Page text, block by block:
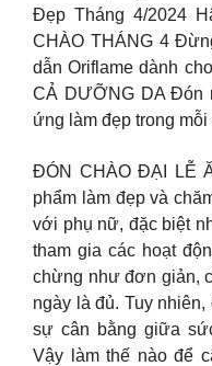
Đẹp Tháng 4/2024
CHÀO THÁNG 4
dẫn Oriflame dành
CẢ DƯỠNG DA Đón
ứng làm đẹp trong
ĐÓN CHÀO ĐẠI LỄ
phẩm làm đẹp và
với phụ nữ, đặc biệt
tham gia các hoạt
chừng như đơn giản,
ngày là đủ. Tuy
sự cân bằng giữa
Vậy làm thế nào để